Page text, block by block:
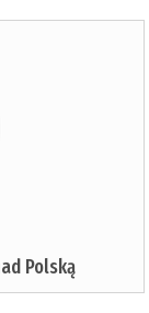
Polską